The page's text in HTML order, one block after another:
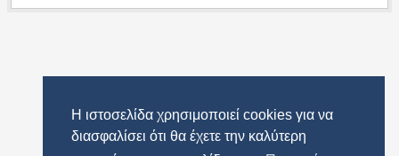
Η ιστοσελίδα χρησιμοποιεί cookies για να
διασφαλίσει ότι θα έχετε την καλύτερη